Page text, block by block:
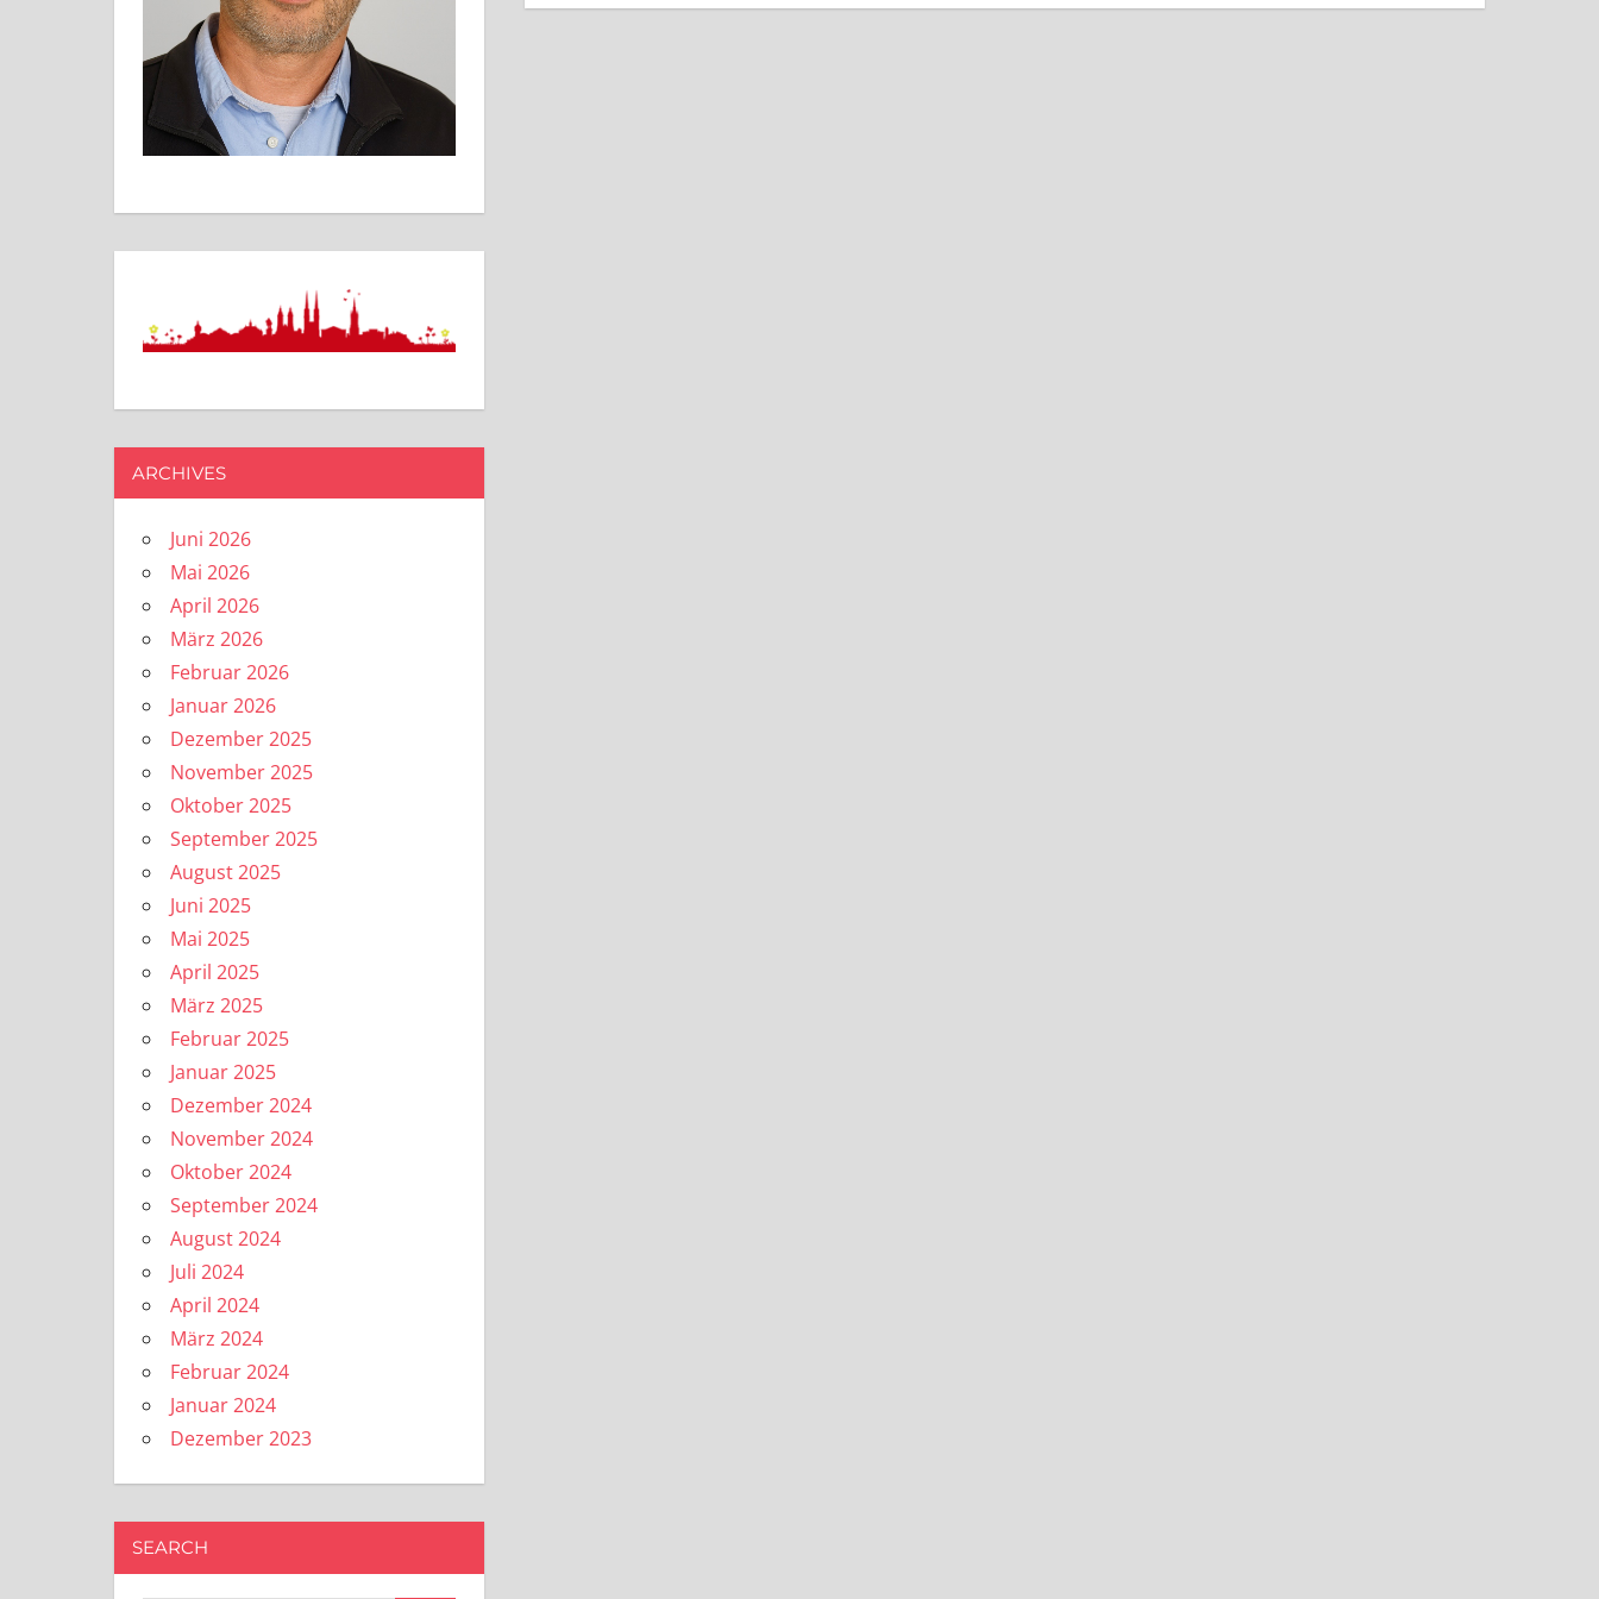
ARCHIVES
Juni 2026
Mai 2026
April 2026
März 2026
Februar 2026
Januar 2026
Dezember 2025
November 2025
Oktober 2025
September 2025
August 2025
Juni 2025
Mai 2025
April 2025
März 2025
Februar 2025
Januar 2025
Dezember 2024
November 2024
Oktober 2024
September 2024
August 2024
Juli 2024
April 2024
März 2024
Februar 2024
Januar 2024
Dezember 2023
SEARCH